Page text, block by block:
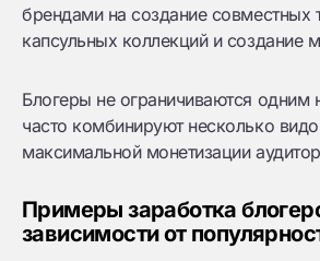
брендами на создание совместных
капсульных коллекций и создание
Блогеры не ограничиваются одним
часто комбинируют несколько
максимальной монетизации
Примеры заработка
зависимости от